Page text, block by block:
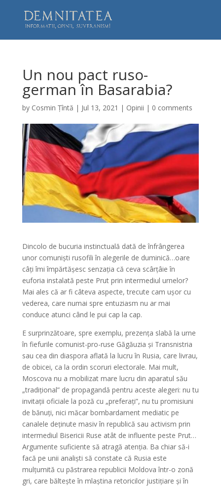
Un nou pact ruso-
german în Basarabia?
by Cosmin Țîntă | Jul 13, 2021 | Opinii | 0 comments
Dincolo de bucuria instinctuală dată de înfrângerea
unor comuniști rusofili în alegerile de duminică…oare
câți îmi împărtășesc senzația că ceva scârțâie în
euforia instalată peste Prut prin intermediul urnelor?
Mai ales că ar fi câteva aspecte, trecute cam ușor cu
vederea, care numai spre entuziasm nu ar mai
conduce atunci când le pui cap la cap.
E surprinzătoare, spre exemplu, prezența slabă la urne
în fiefurile comunist-pro-ruse Găgăuzia și Transnistria
sau cea din diaspora aflată la lucru în Rusia, care livrau,
de obicei, ca la ordin scoruri electorale. Mai mult,
Moscova nu a mobilizat mare lucru din aparatul său
„tradițional” de propagandă pentru aceste alegeri: nu tu
invitații oficiale la poză cu „preferați”, nu tu promisiuni
de bănuți, nici măcar bombardament mediatic pe
canalele deținute masiv în republică sau activism prin
intermediul Bisericii Ruse atât de influente peste Prut…
Argumente suficiente să atragă atenția. Ba chiar să-i
facă pe unii analiști să constate că Rusia este
mulțumită cu păstrarea republicii Moldova într-o zonă
gri, care băltește în mlaștina retoricilor justițiare și în